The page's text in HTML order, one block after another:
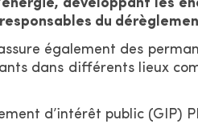
développant les
du
également des
dans différents lieux
d’intérêt public (GIP)